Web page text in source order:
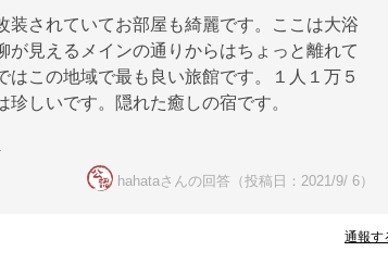
されていてお部屋も綺麗です。ここは大浴
見えるメインの通りからはちょっと離れて
この地域で最も良い旅館です。１人１万５
しいです。隠れた癒しの宿です。
hahataさんの回答（投稿日：2021/9/ 6）
通報す